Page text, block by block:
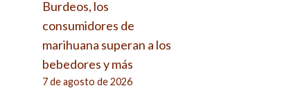
Burdeos, los
consumidores de
marihuana superan a los
bebedores y más
7 de agosto de 2026